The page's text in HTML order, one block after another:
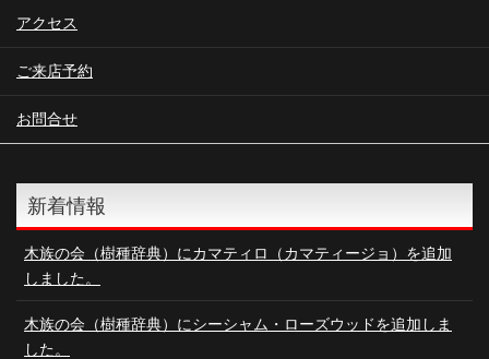
アクセス
ご来店予約
お問合せ
新着情報
木族の会（樹種辞典）にカマティロ（カマティージョ）を追加
しました。
木族の会（樹種辞典）にシーシャム・ローズウッドを追加しま
した。